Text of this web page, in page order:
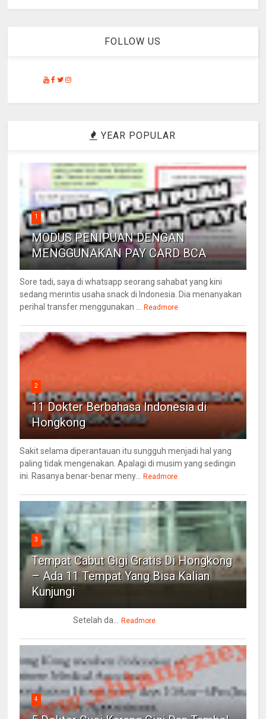
FOLLOW US
YEAR POPULAR
1
MODUS PENIPUAN DENGAN
MENGGUNAKAN PAY CARD BCA
Sore tadi, saya di whatsapp seorang sahabat yang kini
sedang merintis usaha snack di Indonesia. Dia menanyakan
perihal transfer menggunakan ... Readmore
2
11 Dokter Berbahasa Indonesia di
Hongkong
Sakit selama diperantauan itu sungguh menjadi hal yang
paling tidak mengenakan. Apalagi di musim yang sedingin
ini. Rasanya benar-benar meny... Readmore
3
Tempat Cabut Gigi Gratis Di Hongkong
– Ada 11 Tempat Yang Bisa Kalian
Kunjungi
Setelah da... Readmore
4